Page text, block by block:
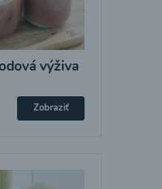
výživa
Zobraziť